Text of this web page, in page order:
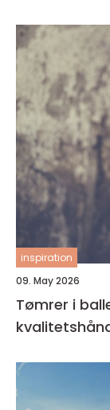
inspiration
09. May 2026
Tømrer i ballerup